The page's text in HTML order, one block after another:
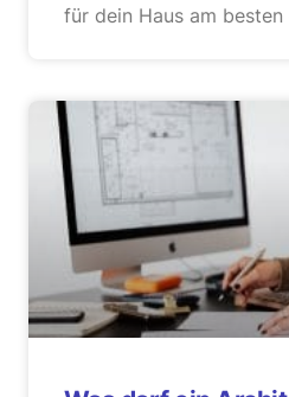
für dein Haus am besten